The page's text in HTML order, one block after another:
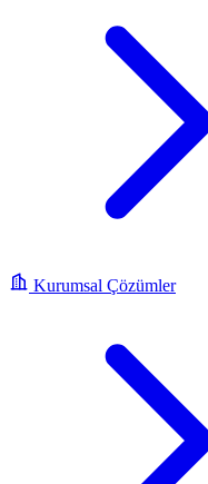
Kurumsal Çözümler